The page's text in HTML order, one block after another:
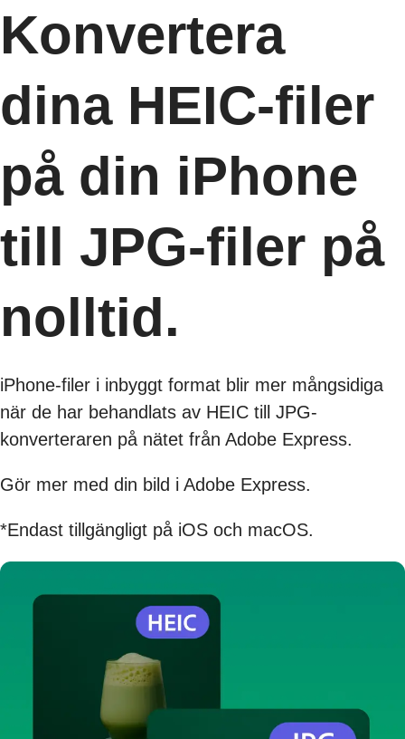
Konvertera
dina HEIC-filer
på din iPhone
till JPG-filer på
nolltid.
iPhone-filer i inbyggt format blir mer mångsidiga
när de har behandlats av HEIC till JPG-
konverteraren på nätet från Adobe Express.
Gör mer med din bild i Adobe Express.
*Endast tillgängligt på iOS och macOS.